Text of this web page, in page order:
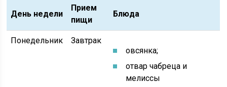
День недели
Прием
пищи
Блюда
Понедельник
Завтрак
овсянка;
отвар чабреца и
мелиссы